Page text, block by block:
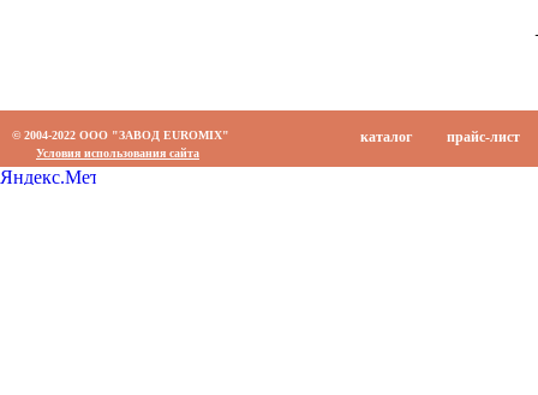
© 2004-2022 ООО "ЗАВОД EUROMIX" каталог прайс-лист
Условия использования сайта